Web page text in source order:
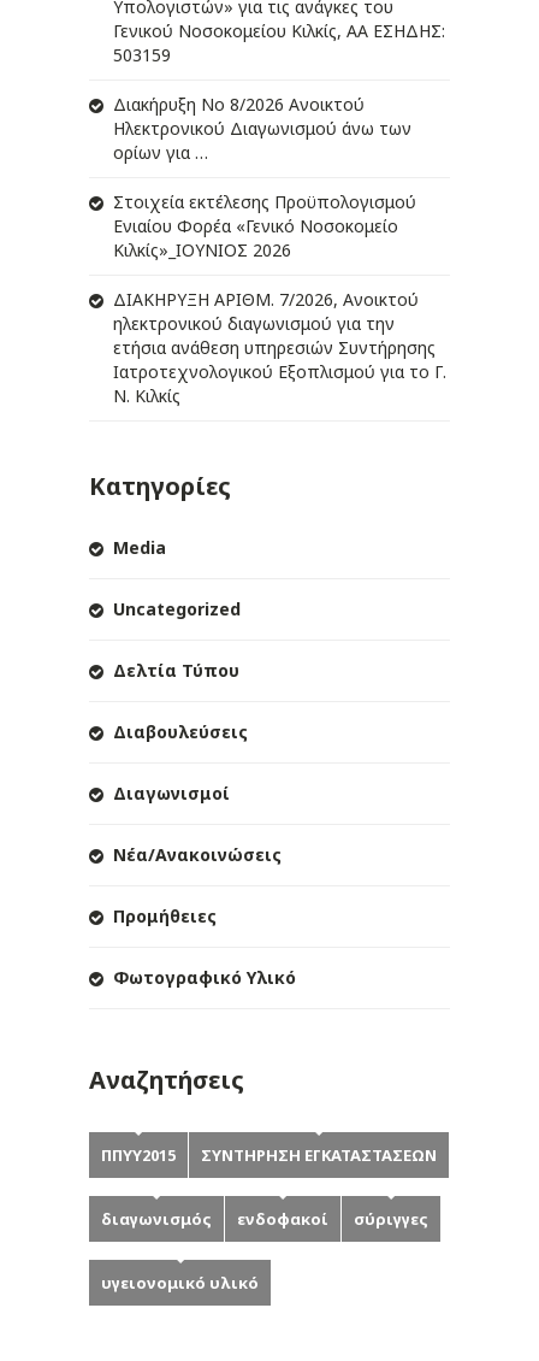
Υπολογιστών» για τις ανάγκες του
Γενικού Νοσοκομείου Κιλκίς, ΑΑ ΕΣΗΔΗΣ:
503159
Διακήρυξη Νο 8/2026 Ανοικτού
Ηλεκτρονικού Διαγωνισμού άνω των
ορίων για …
Στοιχεία εκτέλεσης Προϋπολογισμού
Ενιαίου Φορέα «Γενικό Νοσοκομείο
Κιλκίς»_ΙΟΥΝΙΟΣ 2026
ΔIΑΚΗΡΥΞΗ ΑΡIΘΜ. 7/2026, Ανοικτού
ηλεκτρονικού διαγωνισμού για την
ετήσια ανάθεση υπηρεσιών Συντήρησης
Ιατροτεχνολογικού Εξοπλισμού για το Γ.
Ν. Κιλκίς
Κατηγορίες
Media
Uncategorized
Δελτία Τύπου
Διαβουλεύσεις
Διαγωνισμοί
Νέα/Ανακοινώσεις
Προμήθειες
Φωτογραφικό Υλικό
Αναζητήσεις
ΠΠΥΥ2015 ΣΥΝΤΗΡΗΣΗ ΕΓΚΑΤΑΣΤΑΣΕΩΝ
διαγωνισμός ενδοφακοί σύριγγες
υγειονομικό υλικό